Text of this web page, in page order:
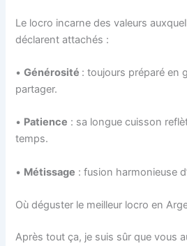
Le locro incarne des valeurs
déclarent attachés :
•Générosité : toujours préparé en
partager.
• Patience : sa longue cuisson
temps.
• Métissage : fusion harmonieuse
Où déguster le meilleur locro en
Après tout ça, je suis sûr que vous